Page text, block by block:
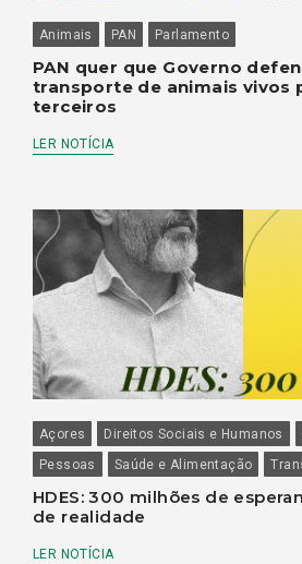
Animais PAN Parlamento
PAN quer que Governo
transporte de animais vivos
terceiros
LER NOTÍCIA
Açores Direitos Sociais e Humanos
Pessoas
Saúde e Alimentação
HDES: 300 milhões de
de realidade
LER NOTÍCIA